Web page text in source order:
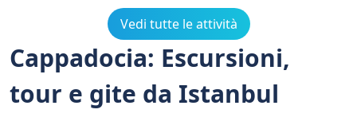
Vedi tutte le attività
Cappadocia: Escursioni,
tour e gite da Istanbul